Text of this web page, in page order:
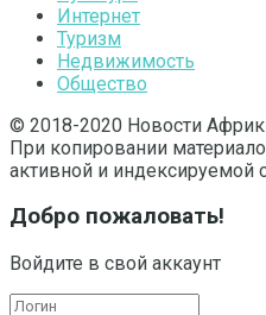
Интернет
Туризм
Недвижимость
Общество
© 2018-2020 Новости
При копировании
активной и индексируемой
Добро пожаловать!
Войдите в свой аккаунт